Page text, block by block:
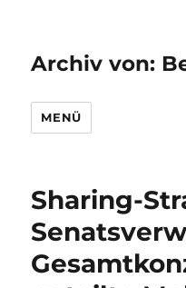
Archiv von:
MENÜ
Sharing-